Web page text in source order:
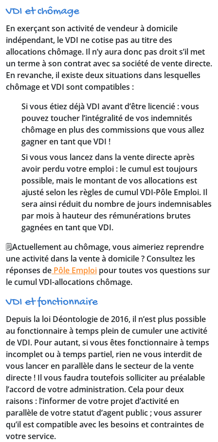
VDI et chômage
En exerçant son activité de vendeur à domicile
indépendant, le VDI ne cotise pas au titre des
allocations chômage. Il n’y aura donc pas droit s’il met
un terme à son contrat avec sa société de vente directe.
En revanche, il existe deux situations dans lesquelles
chômage et VDI sont compatibles :
Si vous étiez déjà VDI avant d’être licencié : vous
pouvez toucher l’intégralité de vos indemnités
chômage en plus des commissions que vous allez
gagner en tant que VDI !
Si vous vous lancez dans la vente directe après
avoir perdu votre emploi : le cumul est toujours
possible, mais le montant de vos allocations est
ajusté selon les règles de cumul VDI-Pôle Emploi. Il
sera ainsi réduit du nombre de jours indemnisables
par mois à hauteur des rémunérations brutes
gagnées en tant que VDI.
🗒️Actuellement au chômage, vous aimeriez reprendre
une activité dans la vente à domicile ? Consultez les
réponses de Pôle Emploi pour toutes vos questions sur
le cumul VDI-allocations chômage.
VDI et fonctionnaire
Depuis la loi Déontologie de 2016, il n’est plus possible
au fonctionnaire à temps plein de cumuler une activité
de VDI. Pour autant, si vous êtes fonctionnaire à temps
incomplet ou à temps partiel, rien ne vous interdit de
vous lancer en parallèle dans le secteur de la vente
directe ! Il vous faudra toutefois solliciter au préalable
l’accord de votre administration. Cela pour deux
raisons : l’informer de votre projet d’activité en
parallèle de votre statut d’agent public ; vous assurer
qu’il est compatible avec les besoins et contraintes de
votre service.